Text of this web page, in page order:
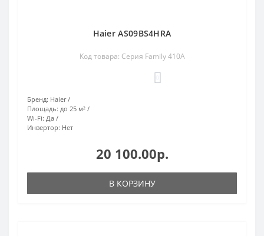
Haier AS09BS4HRA
Код товара: Серия Family 410A
Бренд: Haier
Площадь: до 25 м²
Wi-Fi: Да
Инвертор: Нет
20 100.00р.
В КОРЗИНУ